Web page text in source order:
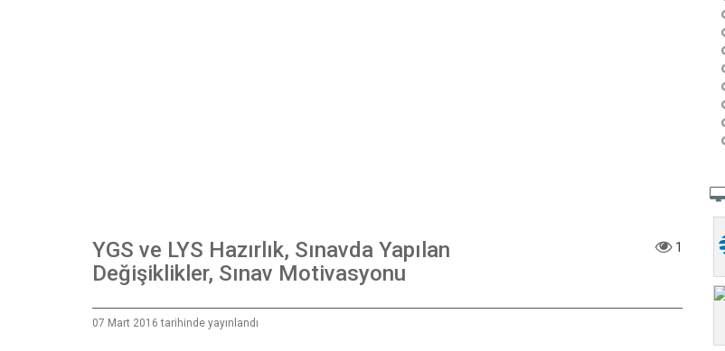
YGS ve LYS Hazırlık, Sınavda Yapılan
Değişiklikler, Sınav Motivasyonu
1
07 Mart 2016 tarihinde yayınlandı